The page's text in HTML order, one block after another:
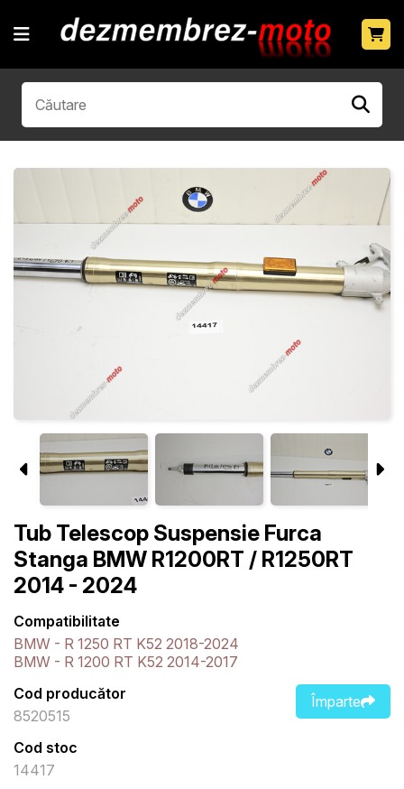
Tub Telescop Suspensie Furca
Stanga BMW R1200RT / R1250RT
2014 - 2024
Compatibilitate
BMW - R 1250 RT K52 2018-2024
BMW - R 1200 RT K52 2014-2017
Împarte
Cod producător
8520515
Cod stoc
14417